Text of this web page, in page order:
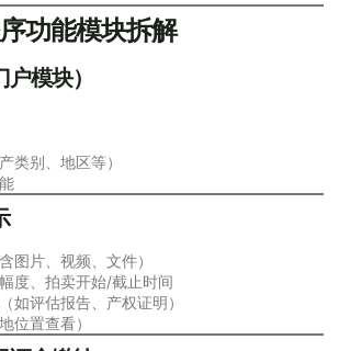
功能模块拆解
模块）
类别、地区等）
图片、视频、文件）
度、拍卖开始/截止时间
如评估报告、产权证明）
位置查看）